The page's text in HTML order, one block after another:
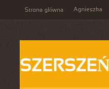
Strona główna Agnieszka
SZERSZEŃ